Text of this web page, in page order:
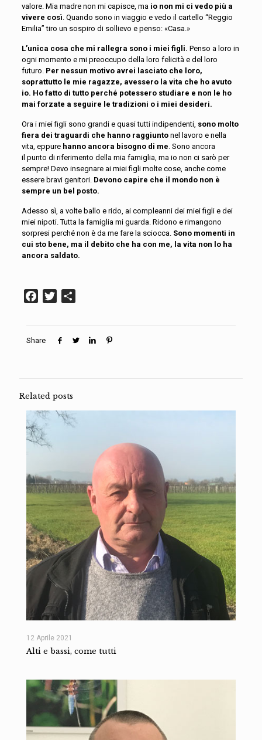
valore. Mia madre non mi capisce, ma io non mi ci vedo più a
vivere così. Quando sono in viaggio e vedo il cartello “Reggio
Emilia” tiro un sospiro di sollievo e penso: «Casa.»
L’unica cosa che mi rallegra sono i miei figli. Penso a loro in
ogni momento e mi preoccupo della loro felicità e del loro
futuro. Per nessun motivo avrei lasciato che loro,
soprattutto le mie ragazze, avessero la vita che ho avuto
io. Ho fatto di tutto perché potessero studiare e non le ho
mai forzate a seguire le tradizioni o i miei desideri.
Ora i miei figli sono grandi e quasi tutti indipendenti, sono molto
fiera dei traguardi che hanno raggiuntonel lavoro e nella
vita, eppure hanno ancora bisogno di me. Sono ancora
il punto di riferimento della mia famiglia, ma io non ci sarò per
sempre! Devo insegnare ai miei figlimolte cose, anche come
essere bravi genitori. Devono capire che il mondo non è
sempre un bel posto.
Adesso sì, a volte ballo e rido, ai compleanni dei miei figli e dei
miei nipoti. Tutta la famiglia mi guarda. Ridono e rimangono
sorpresi perché non è da me fare la sciocca. Sono momenti in
cui sto bene, ma il debito che ha con me, la vita non lo ha
ancora saldato.
Facebook
Twitter
Share
Related posts
12 Aprile 2021
Alti e bassi, come tutti